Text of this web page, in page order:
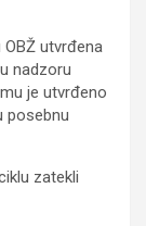
utvrđena
nadzoru
je utvrđeno
posebnu
zatekli